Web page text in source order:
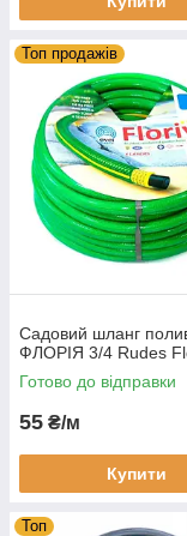
Топ продажів
Садовий шланг
ФЛОРІЯ 3/4 Rudes
Готово до відправки
55 ₴/м
Купити
Топ